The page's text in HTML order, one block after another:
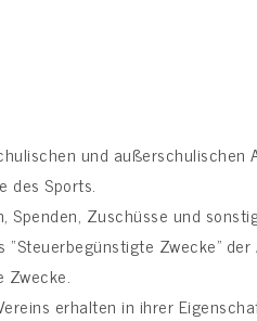
und
des Sports.
Zuschüsse und
Zwecke”
Zwecke.
erhalten in ihrer